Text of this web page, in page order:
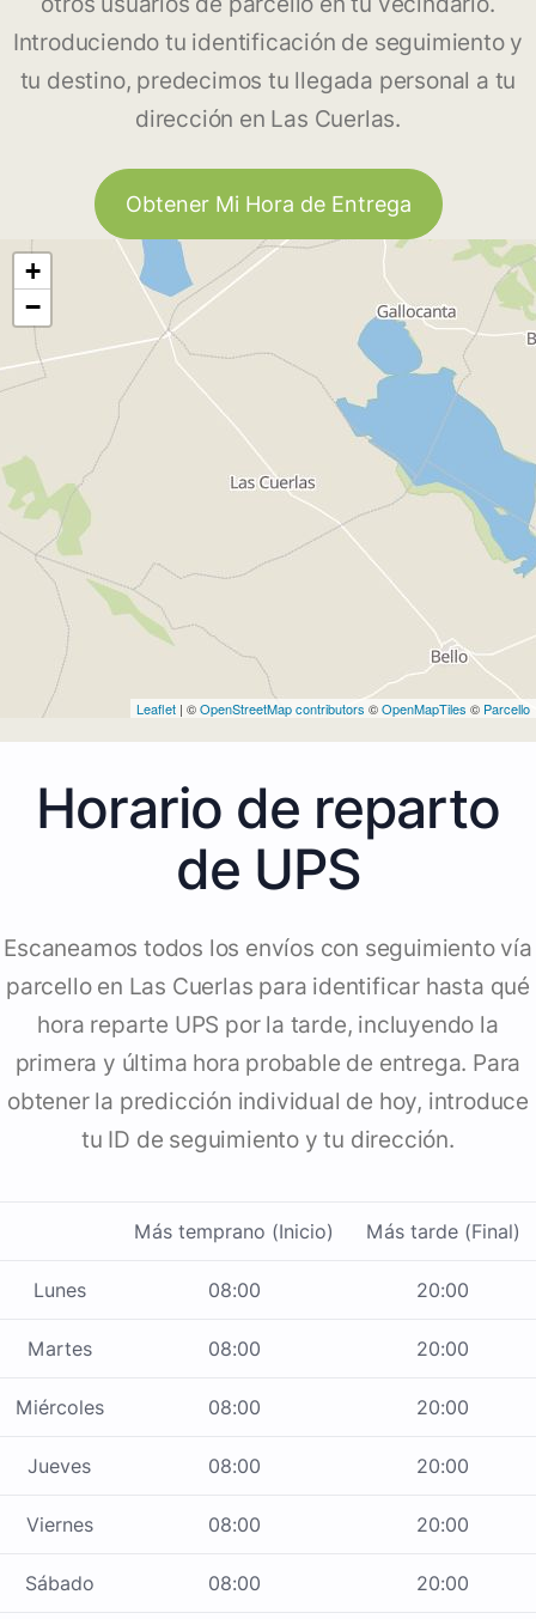
Introduciendo tu identificación de seguimiento y
tu destino, predecimos tu llegada personal a tu
dirección en Las Cuerlas.
Obtener Mi Hora de Entrega
+
−
Leaflet | ©OpenStreetMap contributors ©OpenMapTiles © Parcello
Horario de reparto
de UPS
Escaneamos todos los envíos con seguimiento vía
parcello en Las Cuerlas para identificar hasta qué
hora reparte UPS por la tarde, incluyendo la
primera y última hora probable de entrega. Para
obtener la predicción individual de hoy, introduce
tu ID de seguimiento y tu dirección.
Más temprano (Inicio) Más tarde (Final)
Lunes 08:00 20:00
Martes 08:00 20:00
Miércoles 08:00 20:00
Jueves 08:00 20:00
Viernes 08:00 20:00
Sábado 08:00 20:00